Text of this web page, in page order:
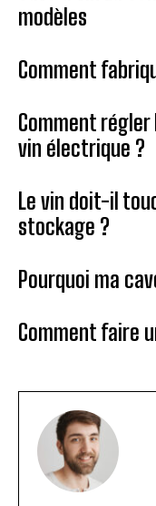
modèles
Comment
Comment
vin électrique ?
Le vin doit-il
stockage ?
Pourquoi ma
Comment faire